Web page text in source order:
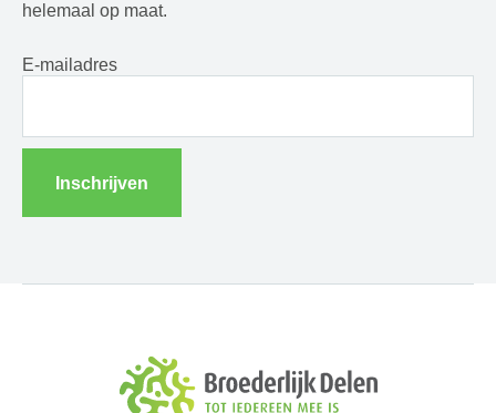
helemaal op maat.
E-mailadres
Inschrijven